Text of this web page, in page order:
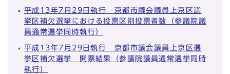
平成13年7月29日執行 京都市議会議員上京区選
挙区補欠選挙における投票区別投票者数（参議院議
員通常選挙同時執行）
平成13年7月29日執行 京都市議会議員上京区選
挙区補欠選挙 開票結果（参議院議員通常選挙同時
執行）